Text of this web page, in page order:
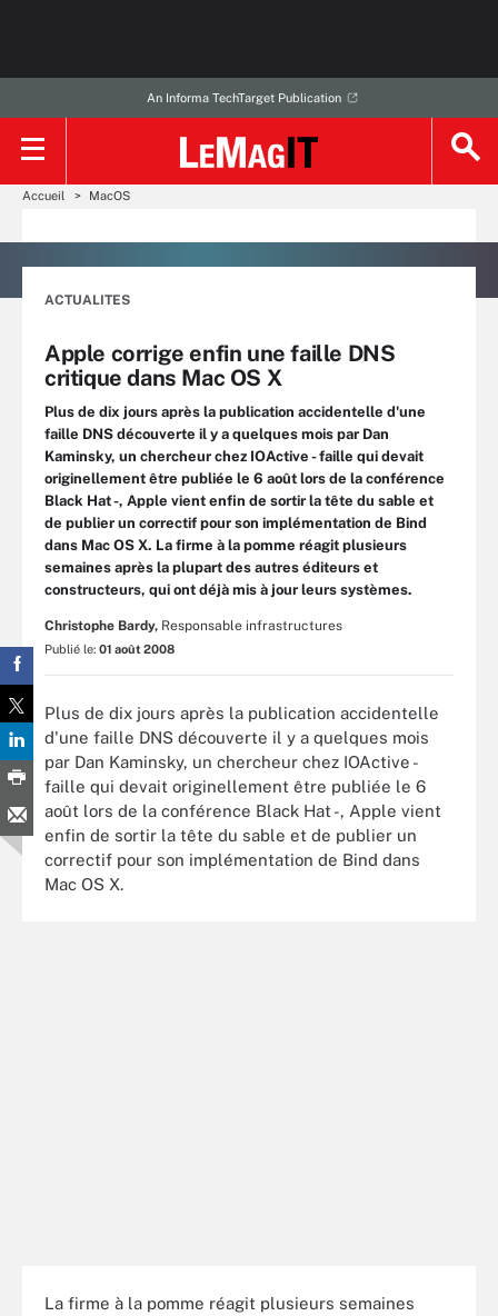
An Informa TechTarget Publication
Accueil MacOS
ACTUALITES
Apple corrige enfin une faille DNS
critique dans Mac OS X
Plus de dix jours après la publication accidentelle d'une
faille DNS découverte il y a quelques mois par Dan
Kaminsky, un chercheur chez IOActive - faille qui devait
originellement être publiée le 6 août lors de la conférence
Black Hat -, Apple vient enfin de sortir la tête du sable et
de publier un correctif pour son implémentation de Bind
dans Mac OS X. La firme à la pomme réagit plusieurs
semaines après la plupart des autres éditeurs et
constructeurs, qui ont déjà mis à jour leurs systèmes.
Christophe Bardy, Responsable infrastructures
Publié le: 01 août 2008
Plus de dix jours après la publication accidentelle
d'une faille DNS découverte il y a quelques mois
par Dan Kaminsky, un chercheur chez IOActive -
faille qui devait originellement être publiée le 6
août lors de la conférence Black Hat -, Apple vient
enfin de sortir la tête du sable et de publier un
correctif pour son implémentation de Bind dans
Mac OS X.
La firme à la pomme réagit plusieurs semaines